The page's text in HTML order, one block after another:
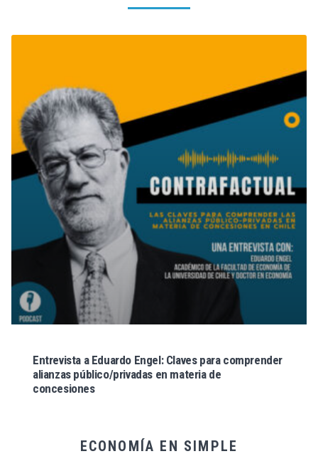
Entrevista a Eduardo Engel: Claves para comprender
alianzas público/privadas en materia de
concesiones
ECONOMÍA EN SIMPLE